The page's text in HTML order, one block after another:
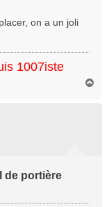
on a un joli
1007iste
de portière